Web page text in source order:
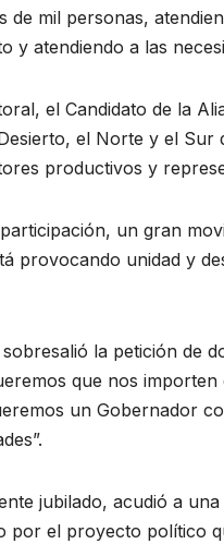
de mil personas,
y atendiendo a las
el Candidato de la
el Norte y el Sur
productivos y
un gran
provocando unidad y
la petición de
que nos
un Gobernador
jubilado, acudió a
por el proyecto político